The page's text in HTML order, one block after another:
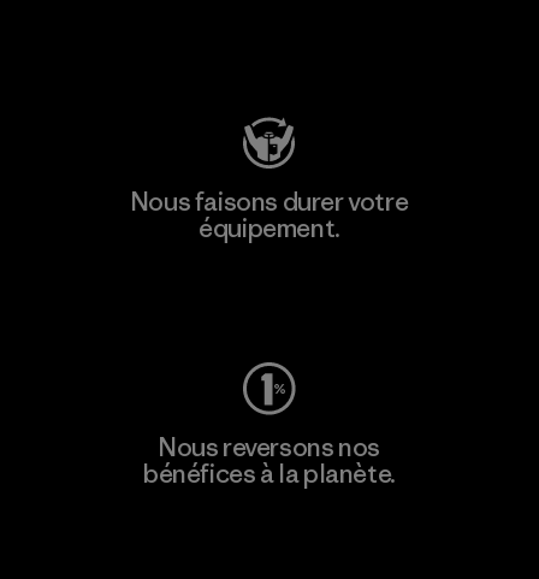
Nous faisons durer votre
équipement.
Nous reversons nos
bénéfices à la planète.